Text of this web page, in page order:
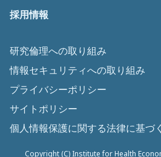
採用情報
研究倫理への取り組み
情報セキュリティへの取り組み
プライバシーポリシー
サイトポリシー
個人情報保護に関する法律に基づ
Copyright (C) Institute for Health